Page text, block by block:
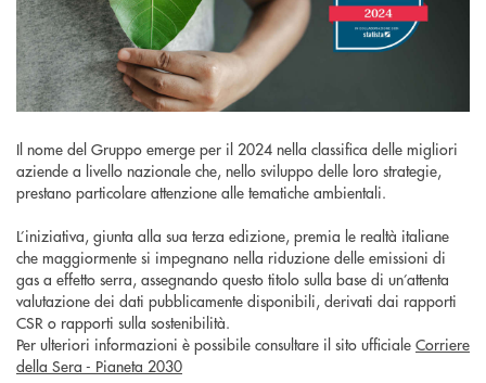
Il nome del Gruppo emerge per il 2024 nella classifica delle migliori
aziende a livello nazionale che, nello sviluppo delle loro strategie,
prestano particolare attenzione alle tematiche ambientali.
L’iniziativa, giunta alla sua terza edizione, premia le realtà italiane
che maggiormente si impegnano nella riduzione delle emissioni di
gas a effetto serra, assegnando questo titolo sulla base di un’attenta
valutazione dei dati pubblicamente disponibili, derivati dai rapporti
CSR o rapporti sulla sostenibilità.
Per ulteriori informazioni è possibile consultare il sito ufficiale Corriere
della Sera - Pianeta 2030